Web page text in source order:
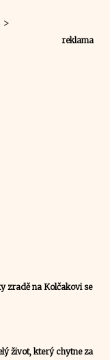
>
reklama
zradě na Kolčakovi se
život, který chytne za